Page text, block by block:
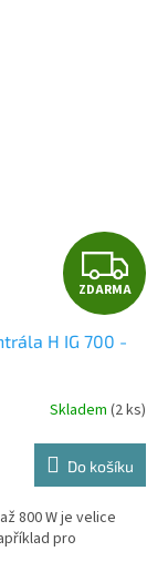
Z
D
R
M
A
ZDARMA
H IG 700 -
Skladem (2 ks)
Do košíku
800 W je velice
pro